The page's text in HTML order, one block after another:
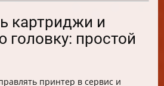
картриджи и
простой
принтер в сервис и